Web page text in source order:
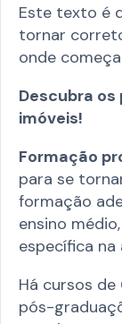
Este texto é
tornar
onde
Descubra
imóveis!
Formação
para se
formação
ensino
específica na
Há cursos
pós-